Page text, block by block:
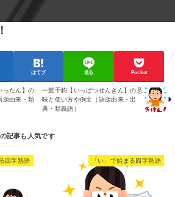
はてブ 送る Pocket
ったん】の
源由来・類
一髪千鈞【いっぱつせんきん】の意
味と使い方や例文（語源由来・出
典・類義語）
四字熟語 「い」で始まる四字熟語